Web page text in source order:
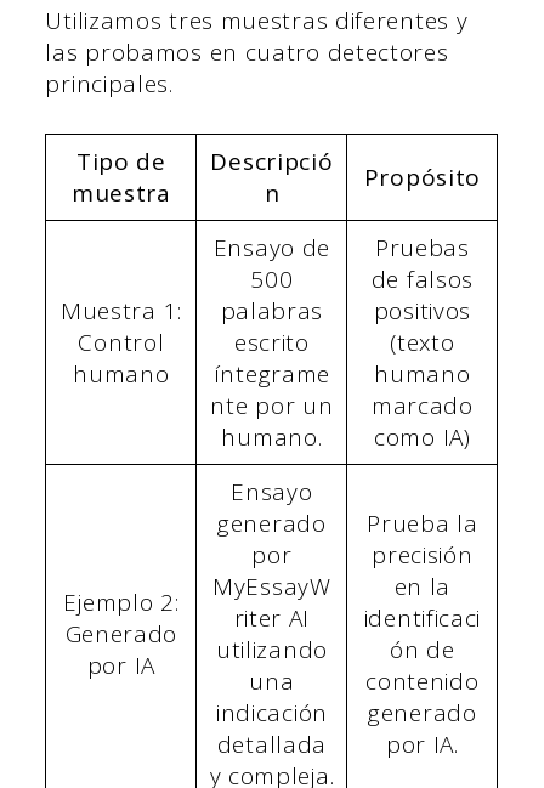
Utilizamos tres muestras diferentes y
las probamos en cuatro detectores
principales.
Tipo de
muestra
Descripció
n
Propósito
Muestra 1:
Control
humano
Ensayo de
500
palabras
escrito
íntegrame
nte por un
humano.
Pruebas
de falsos
positivos
(texto
humano
marcado
como IA)
Ejemplo 2:
Generado
por IA
Ensayo
generado
por
MyEssayW
riter AI
utilizando
una
indicación
detallada
y compleja.
Prueba la
precisión
en la
identificaci
ón de
contenido
generado
por IA.